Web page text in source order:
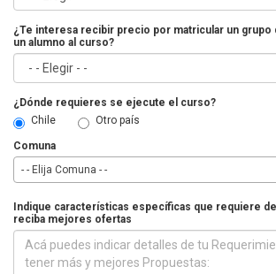
¿Te interesa recibir precio por matricular un grupo
un alumno al curso?
¿Dónde requieres se ejecute el curso?
Chile
Otro país
Comuna
- - Elija Comuna - -
Indique características específicas que requiere
reciba mejores ofertas